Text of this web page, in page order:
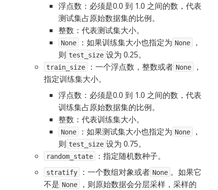
浮点数：必须是0.0 到 1.0 之间的数，代表
测试集占原始数据集的比例。
整数：代表测试集大小。
None ：如果训练集大小也指定为 None
，
则 test_size 设为 0.25。
train_size ：一个浮点数，整数或者 None
，
指定训练集大小。
浮点数：必须是0.0 到 1.0 之间的数，代表
训练集占原始数据集的比例。
整数：代表训练集大小。
None ：如果测试集大小也指定为 None
，
则 test_size 设为 0.75。
random_state ：指定随机数种子。
stratify ：一个数组对象或者 None 。如果它
不是 None
，则原始数据会分层采样，采样的